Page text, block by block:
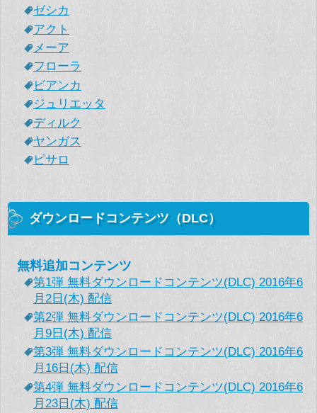
ゼシカ
アクト
メーア
フローラ
ビアンカ
ジュリエッタ
ディルク
ヤンガス
ピサロ
ダウンロードコンテンツ（DLC）
無料追加コンテンツ
第1弾 無料ダウンロードコンテンツ(DLC) 2016年6
月2日(木) 配信
第2弾 無料ダウンロードコンテンツ(DLC) 2016年6
月9日(木) 配信
第3弾 無料ダウンロードコンテンツ(DLC) 2016年6
月16日(木) 配信
第4弾 無料ダウンロードコンテンツ(DLC) 2016年6
月23日(木) 配信